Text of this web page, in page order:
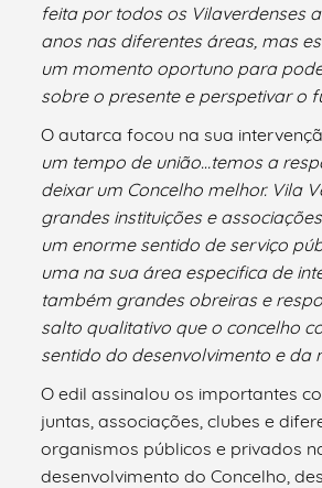
feita por todos os Vilaverdenses
anos nas diferentes áreas, mas
um momento oportuno para
sobre o presente e perspetivar o
O autarca focou na sua
um tempo de união…temos a
deixar um Concelho melhor. Vila
grandes instituições e
um enorme sentido de serviço
uma na sua área especifica de
também grandes obreiras e
salto qualitativo que o concelho
sentido do desenvolvimento e da
O edil assinalou os importantes
juntas, associações, clubes e
organismos públicos e privados
desenvolvimento do Concelho,